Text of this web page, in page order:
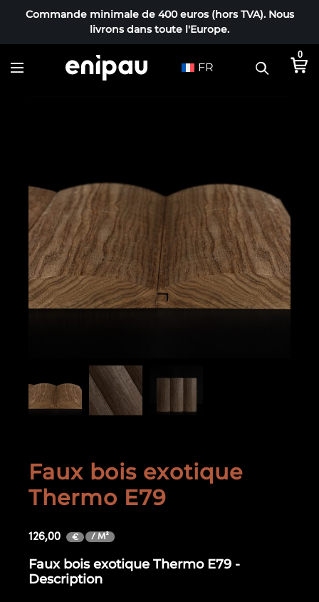
Commande minimale de 400 euros (hors TVA). Nous
livrons dans toute l'Europe.
FR
0
Faux bois exotique
Thermo E79
126,00 € / M²
Faux bois exotique Thermo E79 -
Description